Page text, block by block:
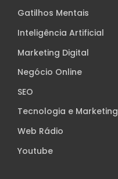
Gatilhos Mentais
Inteligência Artificial
Marketing Digital
Negócio Online
SEO
Tecnologia e Marketing
Web Rádio
Youtube